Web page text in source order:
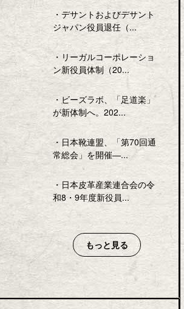
・ デサントおよびデサント
ジャパン役員退任（...
・ リーガルコーポレーショ
ン新役員体制（20...
・ ビーズラボ、「足道楽」
が新体制へ。202...
・ 日本靴連盟、「第70回通
常総会」を開催―...
・ 日本皮革産業連合会の令
和8・9年度新役員...
もっと見る